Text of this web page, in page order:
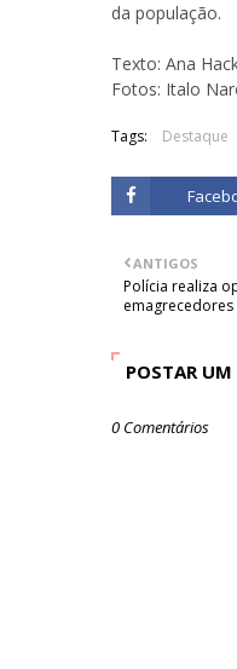
da população.
Texto: Ana
Fotos: Italo
Tags: Destaque
ANTIGOS
Polícia realiza
emagrecedores
POSTAR
0 Comentários